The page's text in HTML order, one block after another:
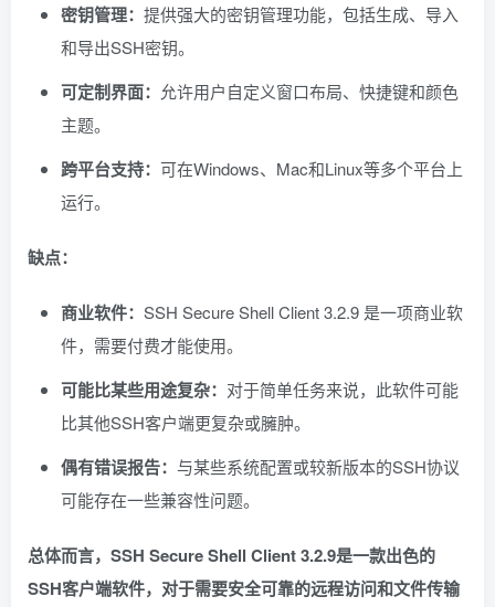
密钥管理： 提供强大的密钥管理功能，包括生成、导入
和导出SSH密钥。
可定制界面： 允许用户自定义窗口布局、快捷键和颜色
主题。
跨平台支持： 可在Windows、Mac和Linux等多个平台上
运行。
缺点：
商业软件： SSH Secure Shell Client 3.2.9 是一项商业软
件，需要付费才能使用。
可能比某些用途复杂： 对于简单任务来说，此软件可能
比其他SSH客户端更复杂或臃肿。
偶有错误报告： 与某些系统配置或较新版本的SSH协议
可能存在一些兼容性问题。
总体而言，SSH Secure Shell Client 3.2.9是一款出色的
SSH客户端软件，对于需要安全可靠的远程访问和文件传输